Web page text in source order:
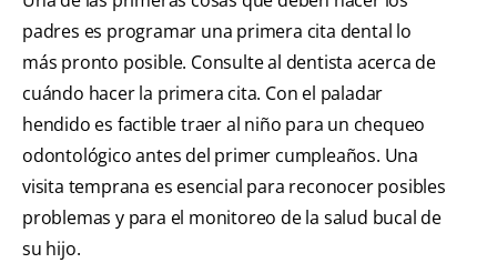
padres es programar una primera cita dental lo
más pronto posible. Consulte al dentista acerca de
cuándo hacer la primera cita. Con el paladar
hendido es factible traer al niño para un chequeo
odontológico antes del primer cumpleaños. Una
visita temprana es esencial para reconocer posibles
problemas y para el monitoreo de la salud bucal de
su hijo.